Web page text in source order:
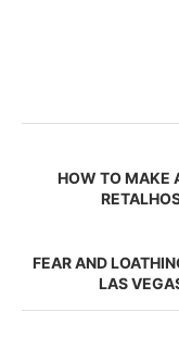
HOW TO MAKE
FEAR AND
LAS